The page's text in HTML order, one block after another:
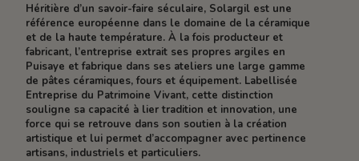
Héritière d’un savoir-faire séculaire, Solargil est une
référence européenne dans le domaine de la céramique
et de la haute température. À la fois producteur et
fabricant, l’entreprise extrait ses propres argiles en
Puisaye et fabrique dans ses ateliers une large gamme
de pâtes céramiques, fours et équipement. Labellisée
Entreprise du Patrimoine Vivant, cette distinction
souligne sa capacité à lier tradition et innovation, une
force qui se retrouve dans son soutien à la création
artistique et lui permet d’accompagner avec pertinence
artisans, industriels et particuliers.